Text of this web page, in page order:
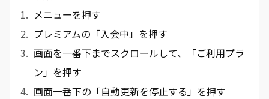
メニューを押す
プレミアムの「入会中」を押す
画面を一番下までスクロールして、「ご利用プラ
ン」を押す
画面一番下の「自動更新を停止する」を押す